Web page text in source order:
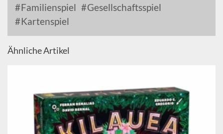
Familienspiel
Gesellschaftsspiel
Kartenspiel
Ähnliche Artikel